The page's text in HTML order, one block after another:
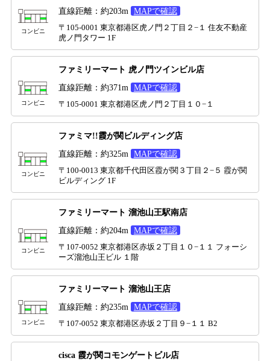
コンビニ
直線距離：約203m MAPで確認
〒105-0001 東京都港区虎ノ門２丁目２−１ 住友不動産
虎ノ門タワー 1F
コンビニ
ファミリーマート 虎ノ門ツインビル店
直線距離：約371m MAPで確認
〒105-0001 東京都港区虎ノ門２丁目１０−１
コンビニ
ファミマ!!霞が関ビルディング店
直線距離：約325m MAPで確認
〒100-0013 東京都千代田区霞が関３丁目２−５ 霞が関
ビルディング 1F
コンビニ
ファミリーマート 溜池山王駅南店
直線距離：約204m MAPで確認
〒107-0052 東京都港区赤坂２丁目１０−１１ フォーシ
ーズ溜池山王ビル １階
コンビニ
ファミリーマート 溜池山王店
直線距離：約235m MAPで確認
〒107-0052 東京都港区赤坂２丁目９−１１ B2
cisca 霞が関コモンゲートビル店